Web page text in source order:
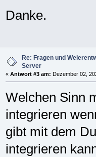
Danke.
Re: Fragen und
Server
« Antwort #3 am: Dezember 02,
Welchen Sinn
integrieren
gibt mit dem
integrieren